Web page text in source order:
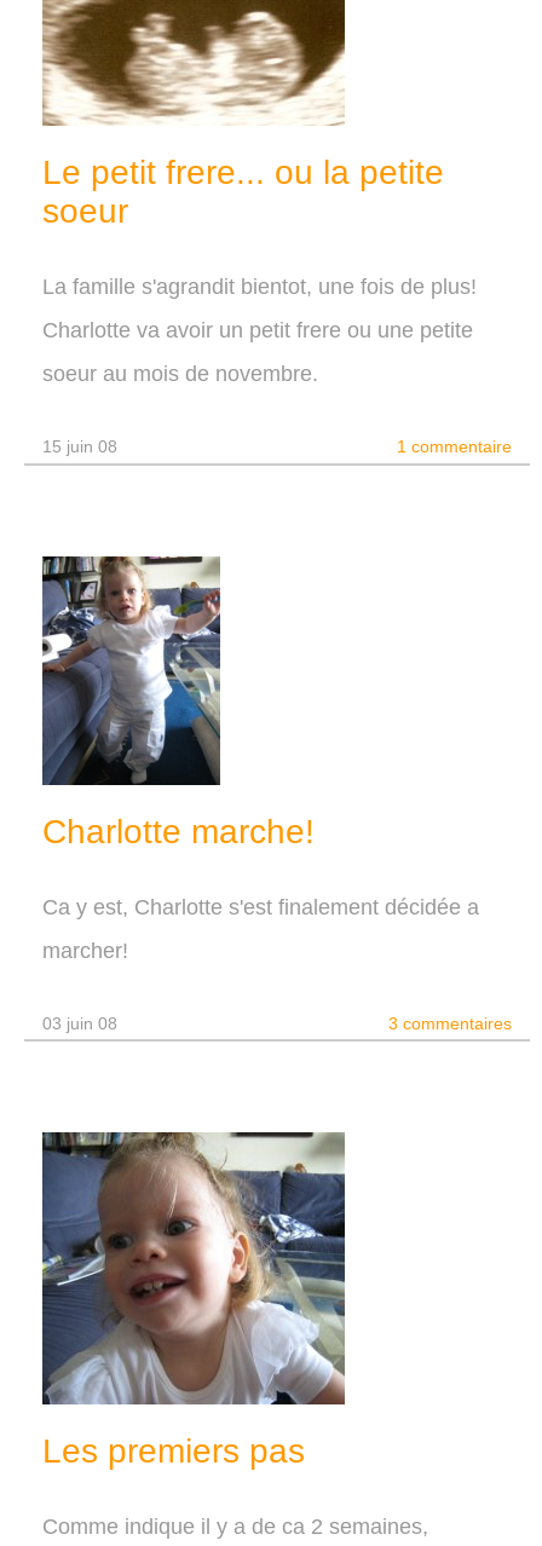
Le petit frere... ou la petite
soeur
La famille s'agrandit bientot, une fois de plus!
Charlotte va avoir un petit frere ou une petite
soeur au mois de novembre.
15 juin 08 1 commentaire
Charlotte marche!
Ca y est, Charlotte s'est finalement décidée a
marcher!
03 juin 08 3 commentaires
Les premiers pas
Comme indique il y a de ca 2 semaines,